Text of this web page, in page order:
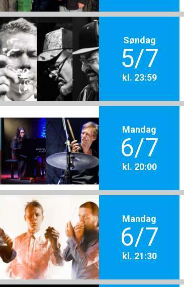
Søndag
5/7
kl. 23:59
Mandag
6/7
kl. 20:00
Mandag
6/7
kl. 21:30